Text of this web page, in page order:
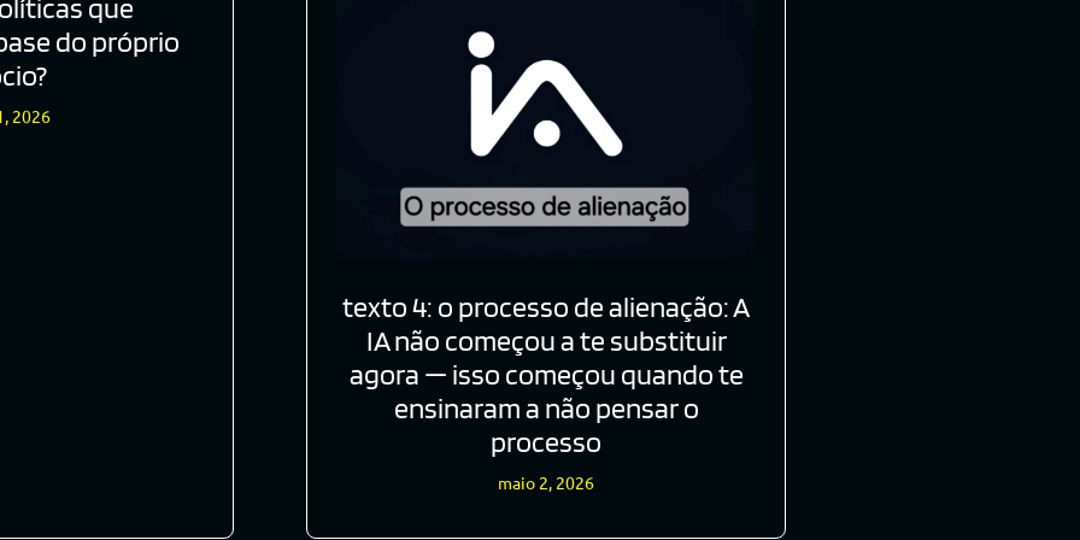
que
do próprio
2026
texto 4: o processo de alienação: A
IA não começou a te substituir
agora — isso começou quando te
ensinaram a não pensar o
processo
maio 2, 2026